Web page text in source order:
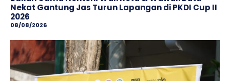
Nekat Gantung Jas Turun Lapangan di PKDI Cup II
2026
08/08/2026